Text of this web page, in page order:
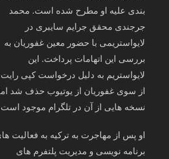
بندی علیه او مطرح شده است. محمد
جرجندی محقق جرایم سایبری در
لایواستریمی با حضور معین غفوریان به
بررسی این اتهامات پرداخت. این
لایواستریم به دلیل درخواست کپی‌ رایت
از سوی غفوریان از یوتیوب حذف شد اما
نسخه‌ هایی از آن در تلگرام موجود است.
او پس از مهاجرت به ترکیه به فعالیت‌ های
برنامه‌ نویسی و مدیریت پلتفرم‌ های